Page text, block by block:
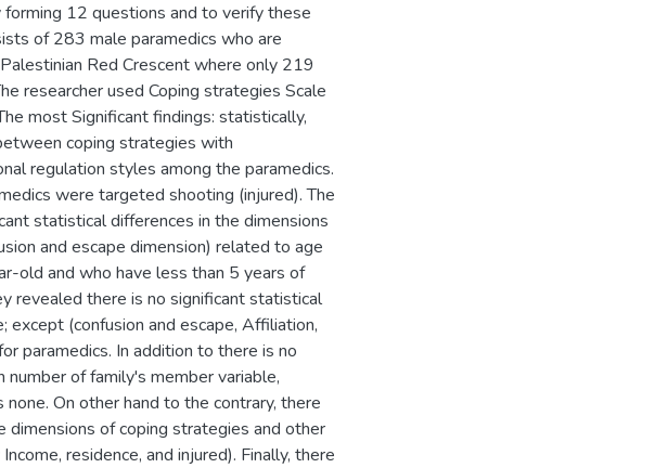
12 questions and to verify these
of 283 male paramedics who are
Red Crescent where only 219
researcher used Coping strategies Scale
most Significant findings: statistically,
coping strategies with
regulation styles among the paramedics.
were targeted shooting (injured). The
statistical differences in the dimensions
and escape dimension) related to age
old and who have less than 5 years of
revealed there is no significant statistical
(confusion and escape, Affiliation,
paramedics. In addition to there is no
of family's member variable,
On other hand to the contrary, there
dimensions of coping strategies and other
residence, and injured). Finally, there